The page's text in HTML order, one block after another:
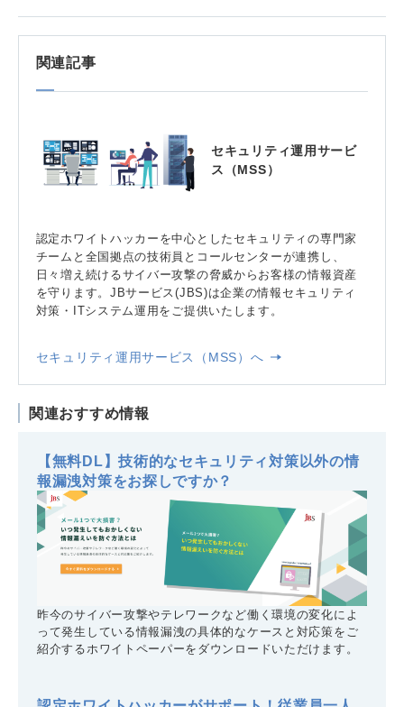
関連記事
セキュリティ運用サービ
ス（MSS）
認定ホワイトハッカーを中心としたセキュリティの専門家
チームと全国拠点の技術員とコールセンターが連携し、
日々増え続けるサイバー攻撃の脅威からお客様の情報資産
を守ります。JBサービス(JBS)は企業の情報セキュリティ
対策・ITシステム運用をご提供いたします。
セキュリティ運用サービス（MSS）へ
関連おすすめ情報
【無料DL】技術的なセキュリティ対策以外の情
報漏洩対策をお探しですか？
昨今のサイバー攻撃やテレワークなど働く環境の変化によ
って発生している情報漏洩の具体的なケースと対応策をご
紹介するホワイトペーパーをダウンロードいただけます。